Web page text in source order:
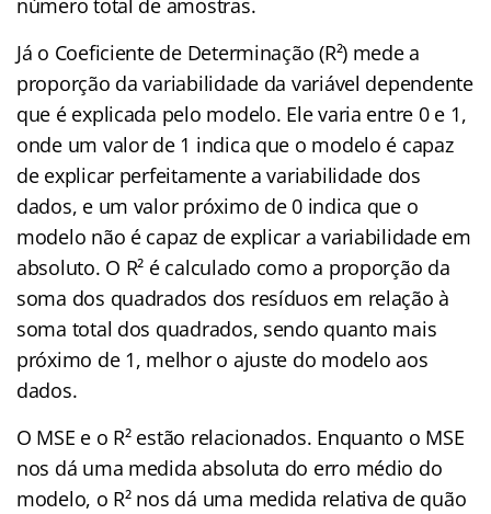
número total de amostras.
Já o Coeficiente de Determinação (R²) mede a
proporção da variabilidade da variável dependente
que é explicada pelo modelo. Ele varia entre 0 e 1,
onde um valor de 1 indica que o modelo é capaz
de explicar perfeitamente a variabilidade dos
dados, e um valor próximo de 0 indica que o
modelo não é capaz de explicar a variabilidade em
absoluto. O R² é calculado como a proporção da
soma dos quadrados dos resíduos em relação à
soma total dos quadrados, sendo quanto mais
próximo de 1, melhor o ajuste do modelo aos
dados.
O MSE e o R² estão relacionados. Enquanto o MSE
nos dá uma medida absoluta do erro médio do
modelo, o R² nos dá uma medida relativa de quão